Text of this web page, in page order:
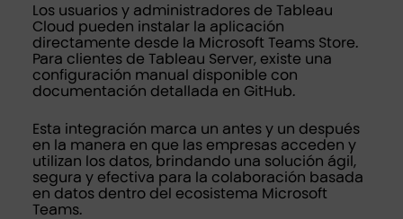
Los usuarios y administradores de Tableau
Cloud pueden instalar la aplicación
directamente desde la Microsoft Teams Store.
Para clientes de Tableau Server, existe una
configuración manual disponible con
documentación detallada en GitHub.
Esta integración marca un antes y un después
en la manera en que las empresas acceden y
utilizan los datos, brindando una solución ágil,
segura y efectiva para la colaboración basada
en datos dentro del ecosistema Microsoft
Teams.